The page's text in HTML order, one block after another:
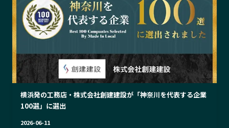
横浜発の工務店・株式会社創建建設が「神奈川を代表する企業
100選」に選出
2026-06-11